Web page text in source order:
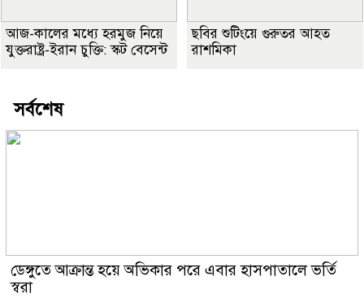
আজ-কালের মধ্যে হরমুজ নিয়ে
যুক্তরাষ্ট্র-ইরান চুক্তি: স্কট বেসেন্ট
ছবির শুটিংয়ে গুরুতর আহত
রাশমিকা
সর্বশেষ
ডেঙ্গুতে আক্রান্ত হয়ে অভিকার পরে এবার হাসপাতালে ভর্তি
স্বরা